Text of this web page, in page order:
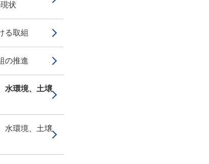
状
る取組
の推進
水環境、土壌
水環境、土壌